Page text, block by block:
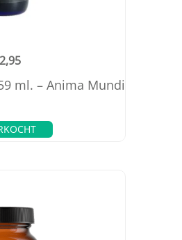
ml. – Anima Mundi